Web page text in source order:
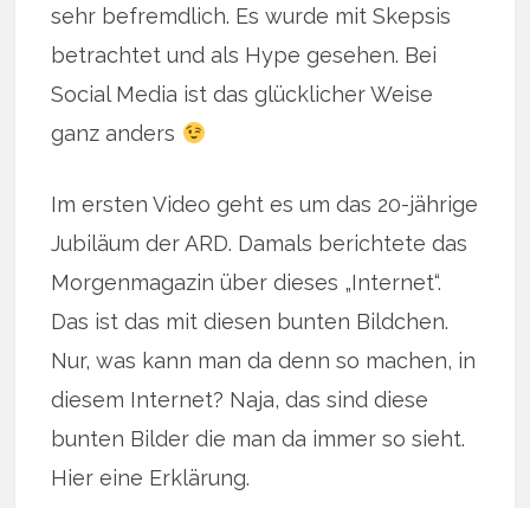
sehr befremdlich. Es wurde mit Skepsis
betrachtet und als Hype gesehen. Bei
Social Media ist das glücklicher Weise
ganz anders
Im ersten Video geht es um das 20-jährige
Jubiläum der ARD. Damals berichtete das
Morgenmagazin über dieses „Internet“.
Das ist das mit diesen bunten Bildchen.
Nur, was kann man da denn so machen, in
diesem Internet? Naja, das sind diese
bunten Bilder die man da immer so sieht.
Hier eine Erklärung.